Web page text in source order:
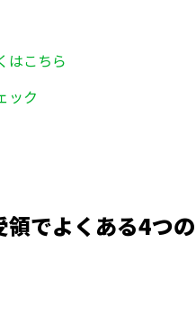
はこちら
ック
でよくある4つの